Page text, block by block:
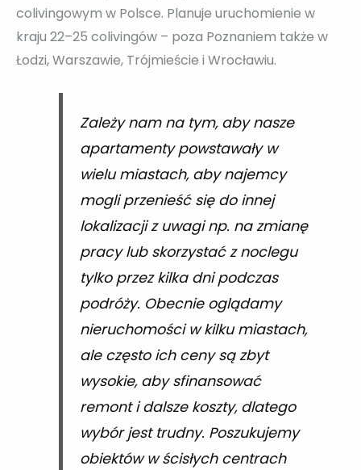
colivingowym w Polsce. Planuje uruchomienie w
kraju 22–25 colivingów – poza Poznaniem także w
Łodzi, Warszawie, Trójmieście i Wrocławiu.
Zależy nam na tym, aby nasze
apartamenty powstawały w
wielu miastach, aby najemcy
mogli przenieść się do innej
lokalizacji z uwagi np. na zmianę
pracy lub skorzystać z noclegu
tylko przez kilka dni podczas
podróży. Obecnie oglądamy
nieruchomości w kilku miastach,
ale często ich ceny są zbyt
wysokie, aby sfinansować
remont i dalsze koszty, dlatego
wybór jest trudny. Poszukujemy
obiektów w ścisłych centrach